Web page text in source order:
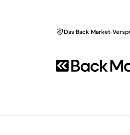
Das Back Market-